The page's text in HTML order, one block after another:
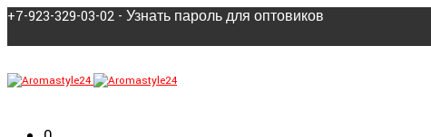
+7-923-329-03-02 - Узнать пароль для оптовиков